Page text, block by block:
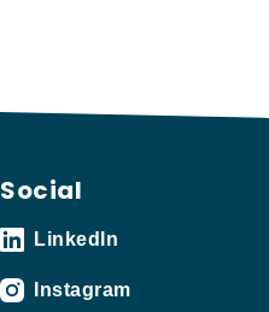
Social
LinkedIn
Instagram